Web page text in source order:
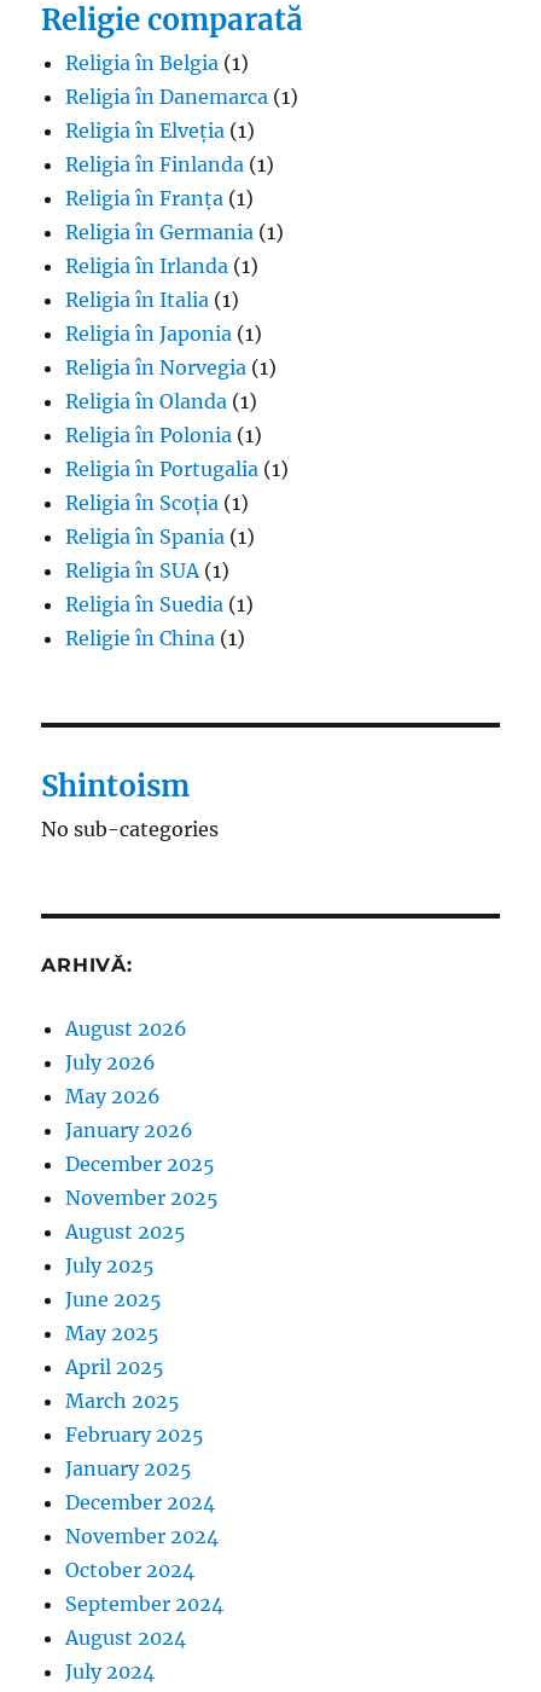
Religie comparată
Religia în Belgia (1)
Religia în Danemarca (1)
Religia în Elveția (1)
Religia în Finlanda (1)
Religia în Franța (1)
Religia în Germania (1)
Religia în Irlanda (1)
Religia în Italia (1)
Religia în Japonia (1)
Religia în Norvegia (1)
Religia în Olanda (1)
Religia în Polonia (1)
Religia în Portugalia (1)
Religia în Scoția (1)
Religia în Spania (1)
Religia în SUA(1)
Religia în Suedia (1)
Religie în China (1)
Shintoism
No sub-categories
ARHIVĂ:
August 2026
July 2026
May 2026
January 2026
December 2025
November 2025
August 2025
July 2025
June 2025
May 2025
April 2025
March 2025
February 2025
January 2025
December 2024
November 2024
October 2024
September 2024
August 2024
July 2024